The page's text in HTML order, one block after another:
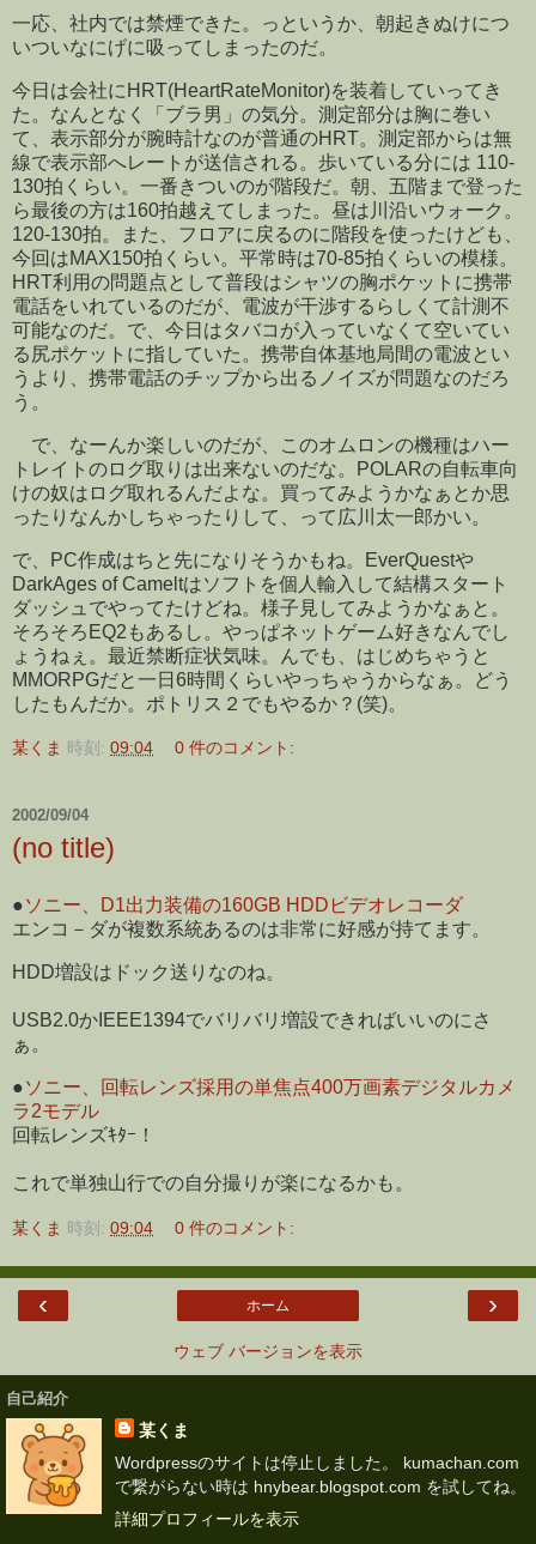
一応、社内では禁煙できた。っというか、朝起きぬけにつ
いついなにげに吸ってしまったのだ。
今日は会社にHRT(HeartRateMonitor)を装着していってき
た。なんとなく「ブラ男」の気分。測定部分は胸に巻い
て、表示部分が腕時計なのが普通のHRT。測定部からは無
線で表示部へレートが送信される。歩いている分には 110-
130拍くらい。一番きついのが階段だ。朝、五階まで登った
ら最後の方は160拍越えてしまった。昼は川沿いウォーク。
120-130拍。また、フロアに戻るのに階段を使ったけども、
今回はMAX150拍くらい。平常時は70-85拍くらいの模様。
HRT利用の問題点として普段はシャツの胸ポケットに携帯
電話をいれているのだが、電波が干渉するらしくて計測不
可能なのだ。で、今日はタバコが入っていなくて空いてい
る尻ポケットに指していた。携帯自体基地局間の電波とい
うより、携帯電話のチップから出るノイズが問題なのだろ
う。
で、なーんか楽しいのだが、このオムロンの機種はハー
トレイトのログ取りは出来ないのだな。POLARの自転車向
けの奴はログ取れるんだよな。買ってみようかなぁとか思
ったりなんかしちゃったりして、って広川太一郎かい。
で、PC作成はちと先になりそうかもね。EverQuestや
DarkAges of Cameltはソフトを個人輸入して結構スタート
ダッシュでやってたけどね。様子見してみようかなぁと。
そろそろEQ2もあるし。やっぱネットゲーム好きなんでし
ょうねぇ。最近禁断症状気味。んでも、はじめちゃうと
MMORPGだと一日6時間くらいやっちゃうからなぁ。どう
したもんだか。ポトリス２でもやるか？(笑)。
某くま 時刻: 09:04 0 件のコメント:
2002/09/04
(no title)
●ソニー、D1出力装備の160GB HDDビデオレコーダ
エンコ－ダが複数系統あるのは非常に好感が持てます。
HDD増設はドック送りなのね。
USB2.0かIEEE1394でバリバリ増設できればいいのにさ
ぁ。
●ソニー、回転レンズ採用の単焦点400万画素デジタルカメ
ラ2モデル
回転レンズｷﾀｰ！
これで単独山行での自分撮りが楽になるかも。
某くま 時刻: 09:04 0 件のコメント:
‹ ›
ホーム
ウェブ バージョンを表示
自己紹介
某くま
Wordpressのサイトは停止しました。 kumachan.com
で繋がらない時は hnybear.blogspot.com を試してね。
詳細プロフィールを表示